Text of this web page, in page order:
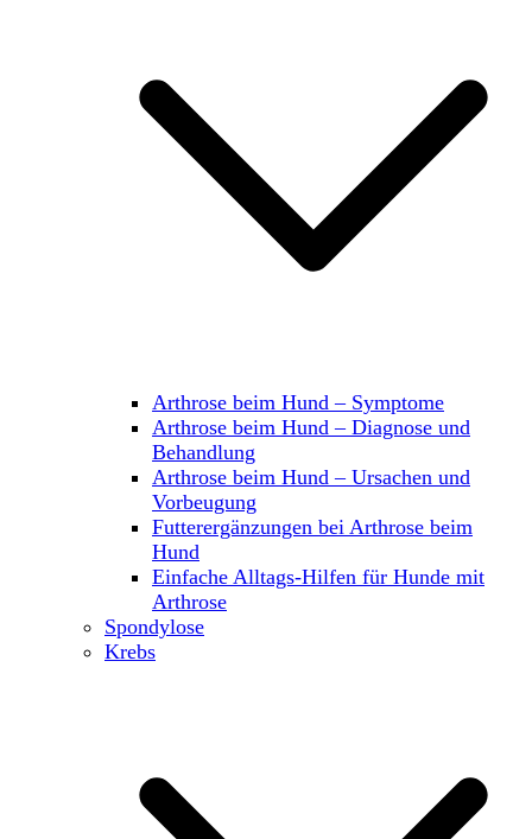
Arthrose beim Hund – Symptome
Arthrose beim Hund – Diagnose und
Behandlung
Arthrose beim Hund – Ursachen und
Vorbeugung
Futterergänzungen bei Arthrose beim
Hund
Einfache Alltags-Hilfen für Hunde mit
Arthrose
Spondylose
Krebs